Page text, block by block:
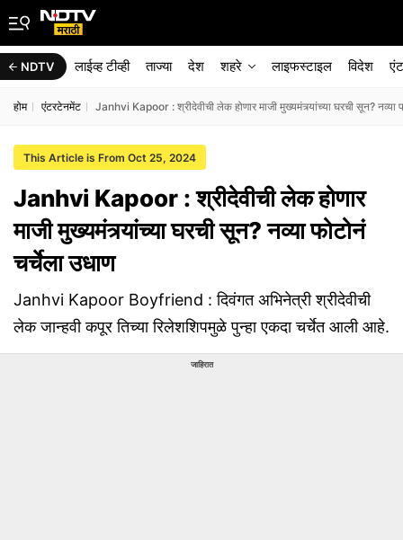
NDTV लाईव्ह टीव्ही ताज्या देश शहरे लाइफस्टाइल विदेश
होम एंटरटेनमेंट Janhvi Kapoor : श्रीदेवीची लेक होणार माजी मुख्यमंत्र्यांच्या घरची सून? नव्या
This Article is From Oct 25, 2024
Janhvi Kapoor : श्रीदेवीची लेक होणार
माजी मुख्यमंत्र्यांच्या घरची सून? नव्या फोटोनं
चर्चेला उधाण
Janhvi Kapoor Boyfriend : दिवंगत अभिनेत्री श्रीदेवीची
लेक जान्हवी कपूर तिच्या रिलेशशिपमुळे पुन्हा एकदा चर्चेत आली आहे.
जाहिरात